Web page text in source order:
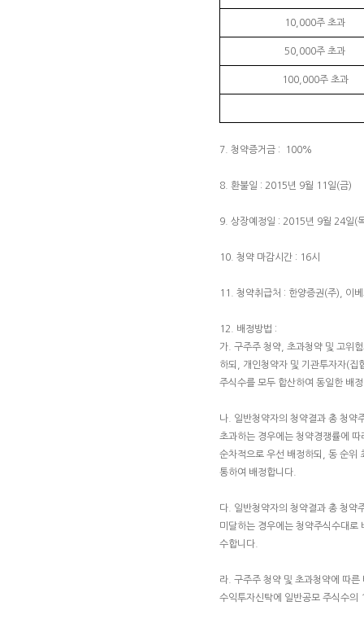
10,000주 초과
50,000주 초과
100,000주 초과
7. 청약증거금 : 100%
8. 환불일 : 2015년 9월 11일(금)
9. 상장예정일 : 2015년 9월 24일(
10. 청약 마감시간 : 16시
11. 청약취급처 : 한양증권(주), 이
12. 배정방법 :
가. 구주주 청약, 초과청약 및 고위
하되, 개인청약자 및 기관투자자(집
주식수를 모두 합산하여 동일한 배
나. 일반청약자의 청약결과 총 청약
초과하는 경우에는 청약경쟁률에
순차적으로 우선 배정하되, 동 순위
통하여 배정합니다.
다. 일반청약자의 청약결과 총 청약
미달하는 경우에는 청약주식수대로
수합니다.
라. 구주주 청약 및 초과청약에 따른
수익투자신탁에 일반공모 주식수